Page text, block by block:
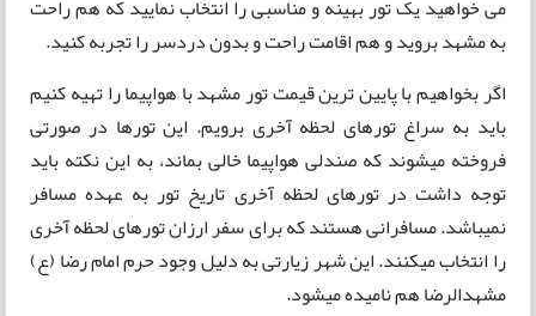
می ‌خواهید یک تور بهینه و مناسبی را انتخاب نمایید که هم راحت
به مشهد بروید و هم اقامت راحت و بدون دردسر را تجربه کنید.
اگر بخواهیم با پایین ترین قیمت تور مشهد با هواپیما را تهیه کنیم
باید به سراغ تورهای لحظه آخری برویم. این تورها در صورتی
فروخته میشوند که صندلی هواپیما خالی بماند، به این نکته باید
توجه داشت در تورهای لحظه آخری تاریخ تور به عهده مسافر
نمیباشد. مسافرانی هستند که برای سفر ارزان تورهای لحظه آخری
را انتخاب میکنند. این شهر زیارتی به دلیل وجود حرم امام رضا (ع)
مشهدالرضا هم نامیده میشود.